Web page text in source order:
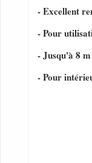
- Excellent
- Pour
- Jusqu'à 8
- Pour